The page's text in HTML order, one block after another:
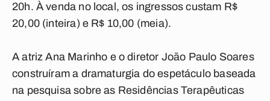
20h. À venda no local, os ingressos custam R$
20,00 (inteira) e R$ 10,00 (meia).
A atriz Ana Marinho e o diretor João Paulo Soares
construíram a dramaturgia do espetáculo baseada
na pesquisa sobre as Residências Terapêuticas